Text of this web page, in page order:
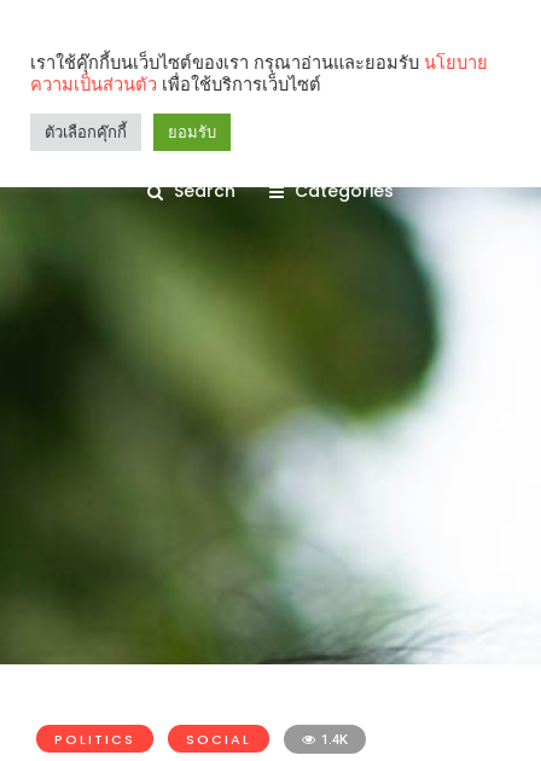
Search Categories
POLITICS SOCIAL 1.4K
เราใช้คุ๊กกี้บนเว็บไซต์ของเรา กรุณาอ่านและยอมรับ นโยบาย
ความเป็นส่วนตัว เพื่อใช้บริการเว็บไซต์
ตัวเลือกคุ๊กกี้ ยอมรับ